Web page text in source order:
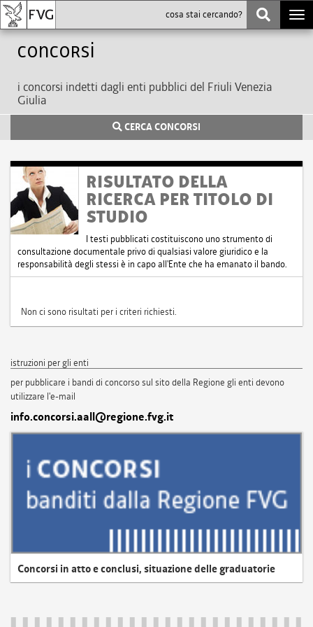
Concorsi
i concorsi indetti dagli enti pubblici del Friuli Venezia
Giulia
CERCA CONCORSI
RISULTATO DELLA
RICERCA PER TITOLO DI
STUDIO
I testi pubblicati costituiscono uno strumento di
consultazione documentale privo di qualsiasi valore giuridico e la
responsabilità degli stessi è in capo all'Ente che ha emanato il bando.
Non ci sono risultati per i criteri richiesti.
istruzioni per gli enti
per pubblicare i bandi di concorso sul sito della Regione gli enti devono
utilizzare l'e-mail
info.concorsi.aall@regione.fvg.it
Concorsi in atto e conclusi, situazione delle graduatorie